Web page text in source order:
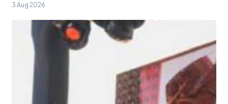
3 Aug 2026